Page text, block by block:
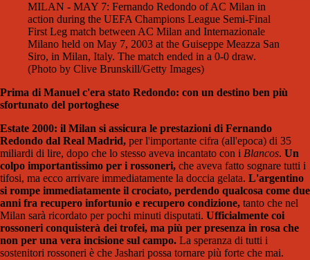
MILAN - MAY 7: Fernando Redondo of AC Milan in
action during the UEFA Champions League Semi-Final
First Leg match between AC Milan and Internazionale
Milano held on May 7, 2003 at the Guiseppe Meazza San
Siro, in Milan, Italy. The match ended in a 0-0 draw.
(Photo by Clive Brunskill/Getty Images)
Prima di Manuel c'era stato Redondo: con un destino ben più
sfortunato del portoghese
Estate 2000: il Milan si assicura le prestazioni di Fernando
Redondo dal Real Madrid, per l'importante cifra (all'epoca) di 35
miliardi di lire, dopo che lo stesso aveva incantato con i Blancos. Un
colpo importantissimo per i rossoneri, che aveva fatto sognare tutti i
tifosi, ma ecco arrivare immediatamente la doccia gelata. L'argentino
si rompe immediatamente il crociato, perdendo qualcosa come due
anni fra recupero infortunio e recupero condizione, tanto che nel
Milan sarà ricordato per pochi minuti disputati. Ufficialmente coi
rossoneri conquisterà dei trofei, ma più per presenza in rosa che
non per una vera incisione sul campo. La speranza di tutti i
sostenitori rossoneri è che Jashari possa tornare più forte che mai.